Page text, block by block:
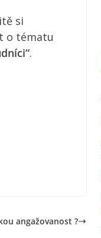
si
o tématu
.
angažovanost ?